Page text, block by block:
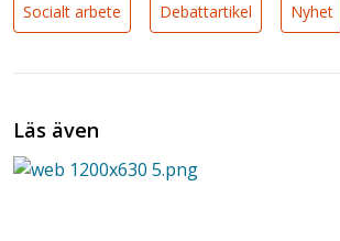
Socialt arbete Debattartikel Nyhet
Läs även